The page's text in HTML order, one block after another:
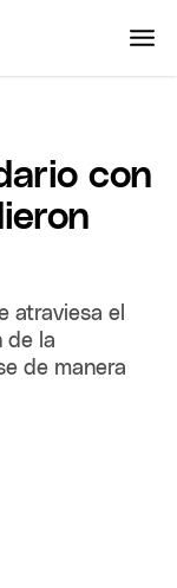
con
atraviesa el
de la
de manera